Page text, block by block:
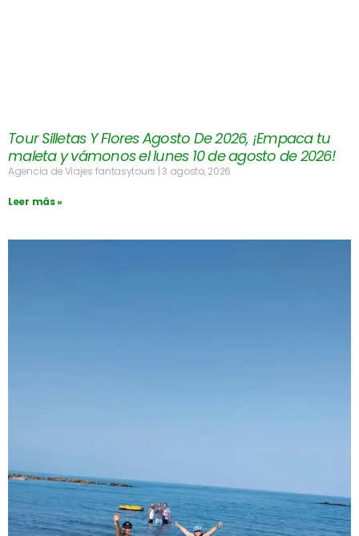
Tour Silletas Y Flores Agosto De 2026, ¡Empaca tu
maleta y vámonos el lunes 10 de agosto de 2026!
Agencia de Viajes fantasytours 3 agosto, 2026
Leer más »